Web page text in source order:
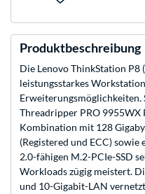
Produktbeschreibung
Die Lenovo ThinkStation
leistungsstarkes
Erweiterungsmöglichkeiten.
Threadripper PRO 9955WX
Kombination mit 128
(Registered und ECC)
2.0-fähigen M.2-PCIe-SSD
Workloads zügig meistert.
und 10-Gigabit-LAN